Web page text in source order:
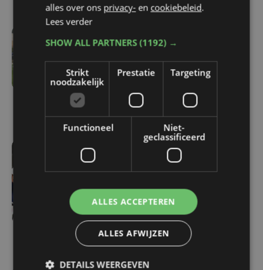
vr 7 augustus | 16:12
Zulte Waregem start
tegen Racing Genk:
ambitie beperken?"
vr 7 augustus | 16:10
West-Vlamingen Victor
Vaneeckhoutte en Milan
Donie zetten stap naar
profpeloton bij Lotto-
Intermarché
alles over ons privacy- en cookiebeleid.
Lees verder
SHOW ALL PARTNERS(1192) →
Strikt
noodzakelijk
Prestatie Targeting
Functioneel
Niet-
geclassificeerd
ALLES ACCEPTEREN
ALLES AFWIJZEN
DETAILS WEERGEVEN